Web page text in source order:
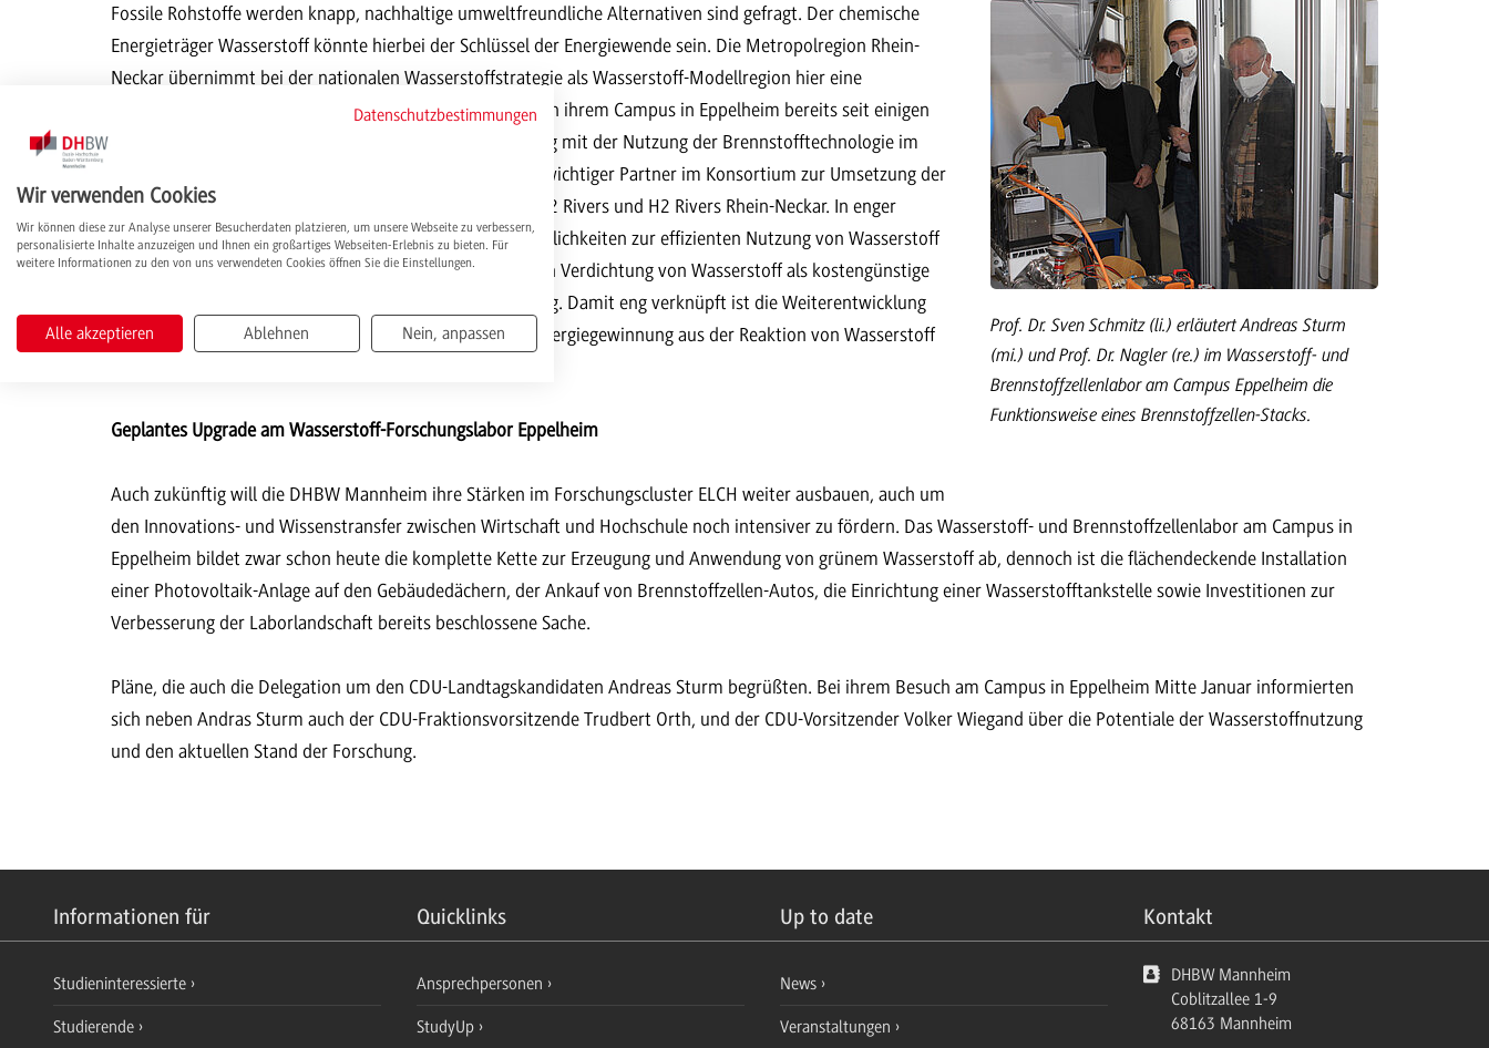
Prof. Dr. Sven Schmitz (li.) erläutert Andreas Sturm
(mi.) und Prof. Dr. Nagler (re.) im Wasserstoff- und
Brennstoffzellenlabor am Campus Eppelheim die
Funktionsweise eines Brennstoffzellen-Stacks.
Fossile Rohstoffe werden knapp, nachhaltige umweltfreundliche Alternativen sind gefragt. Der chemische
Energieträger Wasserstoff könnte hierbei der Schlüssel der Energiewende sein. Die Metropolregion Rhein-
Neckar übernimmt bei der nationalen Wasserstoffstrategie als Wasserstoff-Modellregion hier eine
Vorreiterrolle ein. Mittendrin die DHBW Mannheim, die an ihrem Campus in Eppelheim bereits seit einigen
Jahren auf dem Forschungsfeld Wasserstoff in Verbindung mit der Nutzung der Brennstofftechnologie im
arbeitet. Sie ist wichtiger Partner im Konsortium zur Umsetzung der
vom Bundesverkehrsministerium geförderten Projekte H2 Rivers und H2 Rivers Rhein-Neckar. In enger
Kooperation mit Unternehmen wird in Eppelheim an Möglichkeiten zur effizienten Nutzung von Wasserstoff
für die Mobilität geforscht, u. a. an der elektrochemischen Verdichtung von Wasserstoff als kostengünstige
Alternative zur bisher üblichen mechanischen Verdichtung. Damit eng verknüpft ist die Weiterentwicklung
von Brennstoffzellen als technische Voraussetzung zur Energiegewinnung aus der Reaktion von Wasserstoff
Geplantes Upgrade am Wasserstoff-Forschungslabor Eppelheim
Auch zukünftig will die DHBW Mannheim ihre Stärken im Forschungscluster ELCH weiter ausbauen, auch um
den Innovations- und Wissenstransfer zwischen Wirtschaft und Hochschule noch intensiver zu fördern. Das Wasserstoff- und Brennstoffzellenlabor am Campus in
Eppelheim bildet zwar schon heute die komplette Kette zur Erzeugung und Anwendung von grünem Wasserstoff ab, dennoch ist die flächendeckende Installation
einer Photovoltaik-Anlage auf den Gebäudedächern, der Ankauf von Brennstoffzellen-Autos, die Einrichtung einer Wasserstofftankstelle sowie Investitionen zur
Verbesserung der Laborlandschaft bereits beschlossene Sache.
Pläne, die auch die Delegation um den CDU-Landtagskandidaten Andreas Sturm begrüßten. Bei ihrem Besuch am Campus in Eppelheim Mitte Januar informierten
sich neben Andras Sturm auch der CDU-Fraktionsvorsitzende Trudbert Orth, und der CDU-Vorsitzender Volker Wiegand über die Potentiale der Wasserstoffnutzung
und den aktuellen Stand der Forschung.
Informationen für Quicklinks Up to date Kontakt
Studieninteressierte
Studierende
Ansprechpersonen
StudyUp
News
Veranstaltungen
DHBW Mannheim
Coblitzallee 1-9
68163 Mannheim
Datenschutzbestimmungen
Wir verwenden Cookies
Wir können diese zur Analyse unserer Besucherdaten platzieren, um unsere Webseite zu verbessern,
personalisierte Inhalte anzuzeigen und Ihnen ein großartiges Webseiten-Erlebnis zu bieten. Für
weitere Informationen zu den von uns verwendeten Cookies öffnen Sie die Einstellungen.
Alle akzeptieren Ablehnen Nein, anpassen